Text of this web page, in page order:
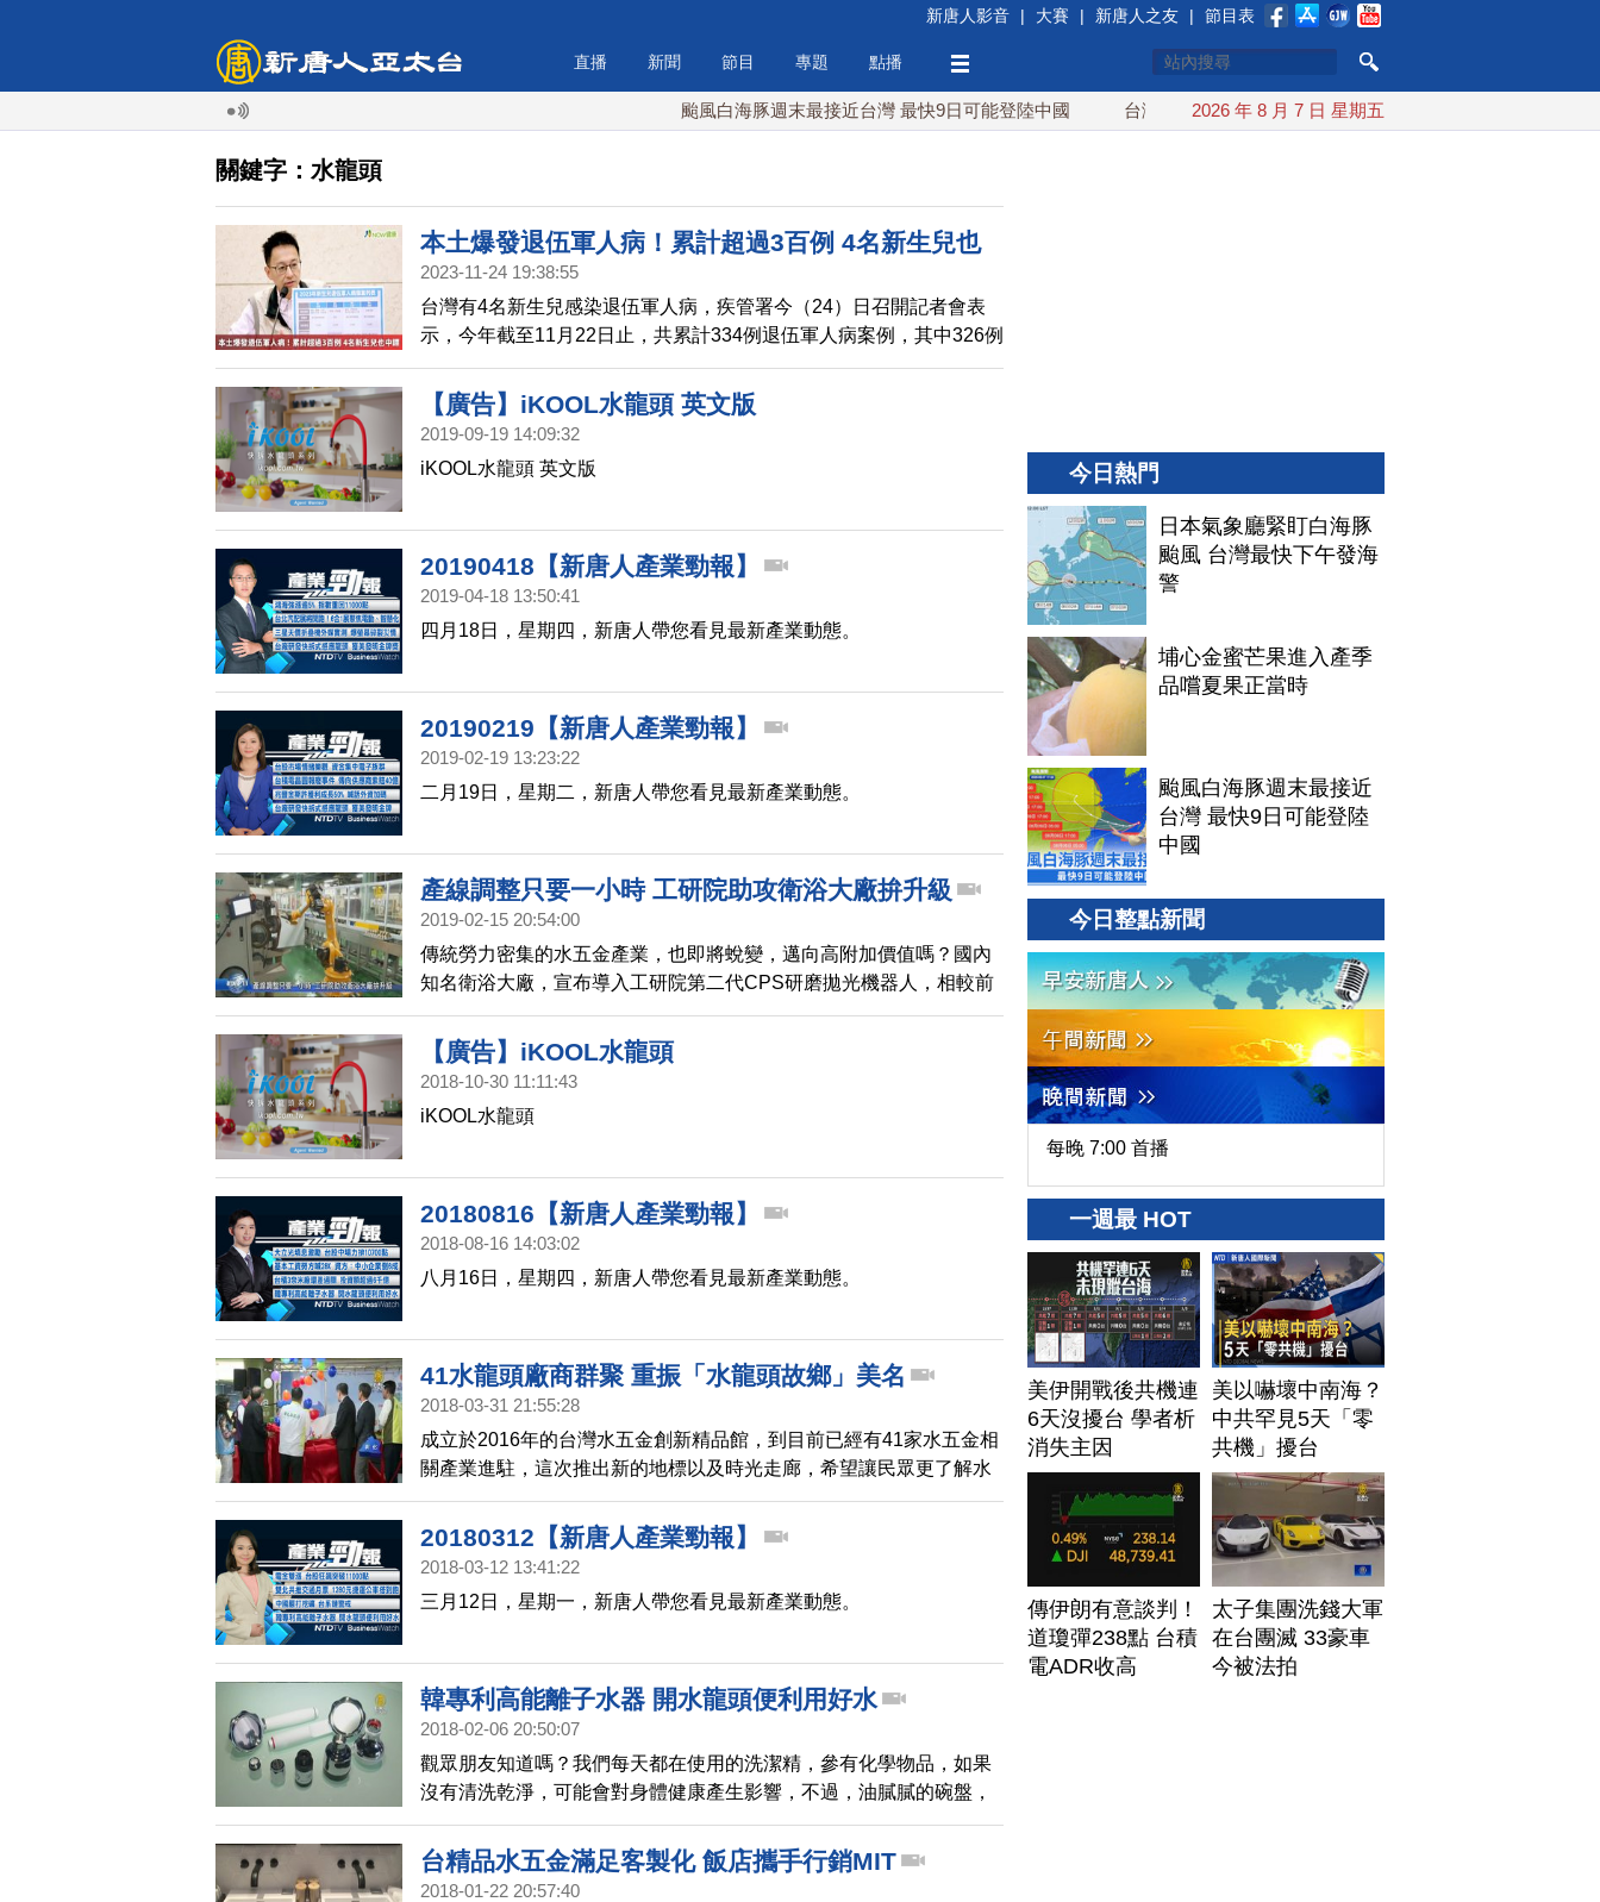
新唐人影音 | 大賽 | 新唐人之友 | 節目表
直播 新聞 節目 專題 點播
颱風白海豚週末最接近台灣 最快9日可能登陸中國 台灣漢光首結合城鎮演習 AIT連續發文讚「韌性台灣」
2026 年 8 月 7 日 星期五
關鍵字：水龍頭
本土爆發退伍軍人病！累計超過3百例 4名新生兒也
中鏢
2023-11-24 19:38:55
台灣有4名新生兒感染退伍軍人病，疾管署今（24）日召開記者會表
示，今年截至11月22日止，共累計334例退伍軍人病案例，其中326例
本土病例及8例境外移入病例。本土病例中，為男性一共243例、佔
75%，尤其50歲以上患者最多，高達299例、共佔92%，值得注意的
是，個案中有4例竟是0歲新生兒。
【廣告】iKOOL水龍頭 英文版
2019-09-19 14:09:32
iKOOL水龍頭 英文版
20190418【新唐人產業勁報】
2019-04-18 13:50:41
四月18日，星期四，新唐人帶您看見最新產業動態。
20190219【新唐人產業勁報】
2019-02-19 13:23:22
二月19日，星期二，新唐人帶您看見最新產業動態。
產線調整只要一小時 工研院助攻衛浴大廠拚升級
2019-02-15 20:54:00
傳統勞力密集的水五金產業，也即將蛻變，邁向高附加價值嗎？國內
知名衛浴大廠，宣布導入工研院第二代CPS研磨拋光機器人，相較前
一代，換機調整產線的時間，大幅縮短到只要一小時，可望帶動整體
產業升級。
【廣告】iKOOL水龍頭
2018-10-30 11:11:43
iKOOL水龍頭
20180816【新唐人產業勁報】
2018-08-16 14:03:02
八月16日，星期四，新唐人帶您看見最新產業動態。
41水龍頭廠商群聚 重振「水龍頭故鄉」美名
2018-03-31 21:55:28
成立於2016年的台灣水五金創新精品館，到目前已經有41家水五金相
關產業進駐，這次推出新的地標以及時光走廊，希望讓民眾更了解水
五金的過去、現在以及未來，精品展示區更是展示各家廠商征戰世界
各地的獲獎精品，期望重振「水龍頭故鄉」美名。
20180312【新唐人產業勁報】
2018-03-12 13:41:22
三月12日，星期一，新唐人帶您看見最新產業動態。
韓專利高能離子水器 開水龍頭便利用好水
2018-02-06 20:50:07
觀眾朋友知道嗎？我們每天都在使用的洗潔精，參有化學物品，如果
沒有清洗乾淨，可能會對身體健康產生影響，不過，油膩膩的碗盤，
如果沒有清潔劑，要怎麼清洗乾淨呢？或許，通過改變水分子的結
構，就能擁有環保又健康的好水。帶您來瞭解。
台精品水五金滿足客製化 飯店攜手行銷MIT
2018-01-22 20:57:40
今日熱門
日本氣象廳緊盯白海豚
颱風 台灣最快下午發海
警
埔心金蜜芒果進入產季
品嚐夏果正當時
颱風白海豚週末最接近
台灣 最快9日可能登陸
中國
今日整點新聞
每晚 7:00 首播
一週最 HOT
美伊開戰後共機連
6天沒擾台 學者析
消失主因
美以嚇壞中南海？
中共罕見5天「零
共機」擾台
傳伊朗有意談判！
道瓊彈238點 台積
電ADR收高
太子集團洗錢大軍
在台團滅 33豪車
今被法拍